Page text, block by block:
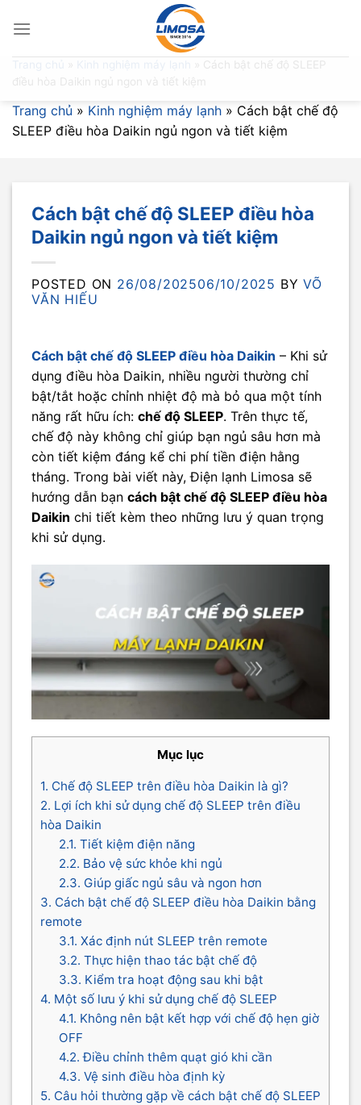
Cách bật chế độ SLEEP
điều hòa Daikin ngủ ngon và tiết kiệm
Trang chủ » Kinh nghiệm máy lạnh » Cách bật chế độ
SLEEP điều hòa Daikin ngủ ngon và tiết kiệm
Cách bật chế độ SLEEP điều hòa
Daikin ngủ ngon và tiết kiệm
POSTED ON 26/08/202506/10/2025 BYVÕ
VĂN HIẾU
Cách bật chế độ SLEEP điều hòa Daikin – Khi sử
dụng điều hòa Daikin, nhiều người thường chỉ
bật/tắt hoặc chỉnh nhiệt độ mà bỏ qua một tính
năng rất hữu ích: chế độ SLEEP. Trên thực tế,
chế độ này không chỉ giúp bạn ngủ sâu hơn mà
còn tiết kiệm đáng kể chi phí tiền điện hằng
tháng. Trong bài viết này, Điện lạnh Limosa sẽ
hướng dẫn bạn cách bật chế độ SLEEP điều hòa
Daikin chi tiết kèm theo những lưu ý quan trọng
khi sử dụng.
Mục lục
1. Chế độ SLEEP trên điều hòa Daikin là gì?
2. Lợi ích khi sử dụng chế độ SLEEP trên điều
hòa Daikin
2.1. Tiết kiệm điện năng
2.2. Bảo vệ sức khỏe khi ngủ
2.3. Giúp giấc ngủ sâu và ngon hơn
3. Cách bật chế độ SLEEP điều hòa Daikin bằng
remote
3.1. Xác định nút SLEEP trên remote
3.2. Thực hiện thao tác bật chế độ
3.3. Kiểm tra hoạt động sau khi bật
4. Một số lưu ý khi sử dụng chế độ SLEEP
4.1. Không nên bật kết hợp với chế độ hẹn giờ
OFF
4.2. Điều chỉnh thêm quạt gió khi cần
4.3. Vệ sinh điều hòa định kỳ
5. Câu hỏi thường gặp về cách bật chế độ SLEEP